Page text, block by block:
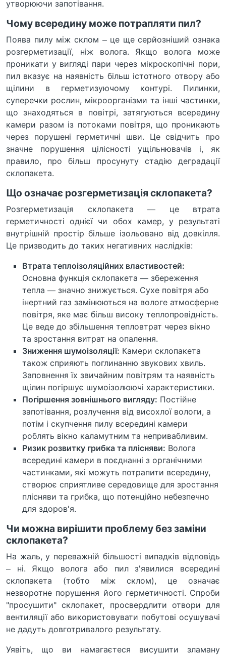
утворюючи запотівання.
Чому всередину може потрапляти пил?
Поява пилу між склом – це ще серйозніший ознака
розгерметизації, ніж волога. Якщо волога може
проникати у вигляді пари через мікроскопічні пори,
пил вказує на наявність більш істотного отвору або
щілини в герметизуючому контурі. Пилинки,
суперечки рослин, мікроорганізми та інші частинки,
що знаходяться в повітрі, затягуються всередину
камери разом із потоками повітря, що проникають
через порушені герметичні шви. Це свідчить про
значне порушення цілісності ущільнювачів і, як
правило, про більш просунуту стадію деградації
склопакета.
Що означає розгерметизація склопакета?
Розгерметизація склопакета — це втрата
герметичності однієї чи обох камер, у результаті
внутрішній простір більше ізольовано від довкілля.
Це призводить до таких негативних наслідків:
Втрата теплоізоляційних властивостей:
Основна функція склопакета — збереження
тепла — значно знижується. Сухе повітря або
інертний газ замінюються на вологе атмосферне
повітря, яке має більш високу теплопровідність.
Це веде до збільшення тепловтрат через вікно
та зростання витрат на опалення.
Зниження шумоізоляції: Камери склопакета
також сприяють поглинанню звукових хвиль.
Заповнення їх звичайним повітрям та наявність
щілин погіршує шумоізолюючі характеристики.
Погіршення зовнішнього вигляду: Постійне
запотівання, розлучення від висохлої вологи, а
потім і скупчення пилу всередині камери
роблять вікно каламутним та непривабливим.
Ризик розвитку грибка та плісняви: Волога
всередині камери в поєднанні з органічними
частинками, які можуть потрапити всередину,
створює сприятливе середовище для зростання
плісняви та грибка, що потенційно небезпечно
для здоров'я.
Чи можна вирішити проблему без заміни
склопакета?
На жаль, у переважній більшості випадків відповідь
– ні. Якщо волога або пил з'явилися всередині
склопакета (тобто між склом), це означає
незворотне порушення його герметичності. Спроби
"просушити" склопакет, просвердлити отвори для
вентиляції або використовувати побутові осушувачі
не дадуть довготривалого результату.
Уявіть, що ви намагаєтеся висушити зламану